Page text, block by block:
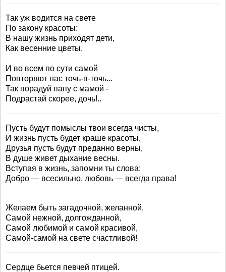
Так уж водится на свете
По закону красоты:
В нашу жизнь приходят дети,
Как весенние цветы.
И во всем по сути самой
Повторяют нас точь-в-точь...
Так порадуй папу с мамой -
Подрастай скорее, дочь!..
Пусть будут помыслы твои всегда чисты,
И жизнь пусть будет краше красоты,
Друзья пусть будут преданно верны,
В душе живет дыхание весны.
Вступая в жизнь, запомни ты слова:
Добро — всесильно, любовь — всегда права!
Желаем быть загадочной, желанной,
Самой нежной, долгожданной,
Самой любимой и самой красивой,
Самой-самой на свете счастливой!
Сердце бьется певчей птицей.